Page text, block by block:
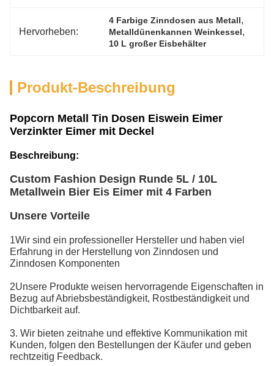
Hervorheben:
4 Farbige Zinndosen aus Metall,
Metalldünenkannen Weinkessel,
10 L großer Eisbehälter
Produkt-Beschreibung
Popcorn Metall Tin Dosen Eiswein Eimer
Verzinkter Eimer mit Deckel
Beschreibung:
Custom Fashion Design Runde 5L / 10L
Metallwein Bier Eis Eimer mit 4 Farben
Unsere Vorteile
1Wir sind ein professioneller Hersteller und haben viel
Erfahrung in der Herstellung von Zinndosen und
Zinndosen Komponenten
2Unsere Produkte weisen hervorragende Eigenschaften in
Bezug auf Abriebsbeständigkeit, Rostbeständigkeit und
Dichtbarkeit auf.
3. Wir bieten zeitnahe und effektive Kommunikation mit
Kunden, folgen den Bestellungen der Käufer und geben
rechtzeitig Feedback.